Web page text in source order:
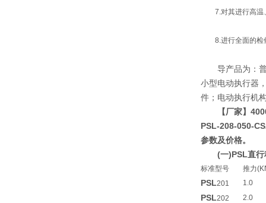
7.对其进行高温、
8.进行全面的检修
导产品为：普
小型电动执行器
件；电动执行机
【厂家】
PSL-208-050-
参数及价格。
(一)PSL直
标准型号 推力
PSL201 1.0
PSL202 2.0